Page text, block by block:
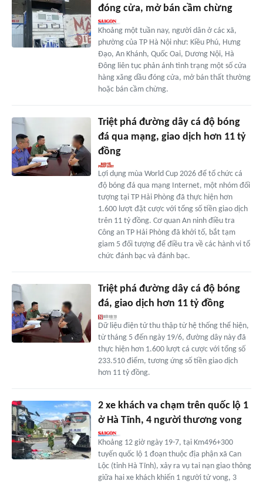
đóng cửa, mở bán cầm chừng
Khoảng một tuần nay, người dân ở các xã,
phường của TP Hà Nội như: Kiều Phú, Hưng
Đạo, An Khánh, Quốc Oai, Dương Nội, Hà
Đông liên tục phản ánh tình trạng một số cửa
hàng xăng dầu đóng cửa, mở bán thất thường
hoặc bán cầm chừng.
Triệt phá đường dây cá độ bóng
đá qua mạng, giao dịch hơn 11 tỷ
đồng
Lợi dụng mùa World Cup 2026 để tổ chức cá
độ bóng đá qua mạng Internet, một nhóm đối
tượng tại TP Hải Phòng đã thực hiện hơn
1.600 lượt đặt cược với tổng số tiền giao dịch
trên 11 tỷ đồng. Cơ quan An ninh điều tra
Công an TP Hải Phòng đã khởi tố, bắt tạm
giam 5 đối tượng để điều tra về các hành vi tổ
chức đánh bạc và đánh bạc.
Triệt phá đường dây cá độ bóng
đá, giao dịch hơn 11 tỷ đồng
Dữ liệu điện tử thu thập từ hệ thống thể hiện,
từ tháng 5 đến ngày 19/6, đường dây này đã
thực hiện hơn 1.600 lượt cá cược với tổng số
233.510 điểm, tương ứng số tiền giao dịch
hơn 11 tỷ đồng.
2 xe khách va chạm trên quốc lộ 1
ở Hà Tĩnh, 4 người thương vong
Khoảng 12 giờ ngày 19-7, tại Km496+300
tuyến quốc lộ 1 đoạn thuộc địa phận xã Can
Lộc (tỉnh Hà Tĩnh), xảy ra vụ tai nạn giao thông
giữa hai xe khách khiến 1 người tử vong, 3